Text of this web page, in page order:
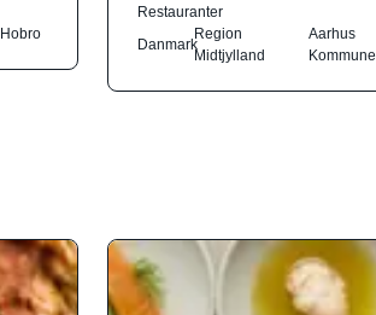
Hobro
Restauranter
Danmark
Region
Midtjylland
Aarhus
Kommune